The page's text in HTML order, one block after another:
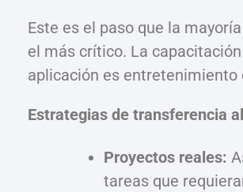
Este es el paso que la
el más crítico. La
aplicación es entretenimiento
Estrategias de transferencia
Proyectos reales:
tareas que